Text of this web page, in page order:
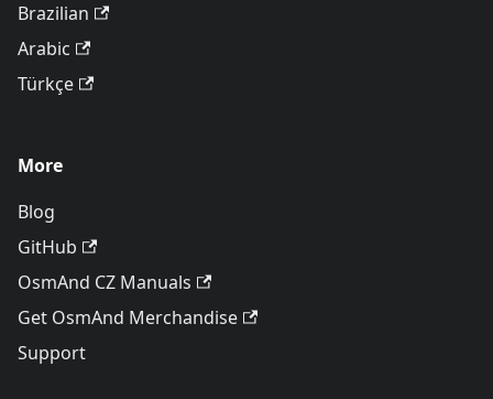
Brazilian
Arabic
Türkçe
More
Blog
GitHub
OsmAnd CZ Manuals
Get OsmAnd Merchandise
Support